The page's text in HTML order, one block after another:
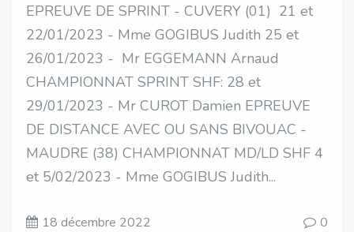
EPREUVE DE SPRINT - CUVERY (01) 21 et
22/01/2023 - Mme GOGIBUS Judith 25 et
26/01/2023 - Mr EGGEMANN Arnaud
CHAMPIONNAT SPRINT SHF: 28 et
29/01/2023 - Mr CUROT Damien EPREUVE
DE DISTANCE AVEC OU SANS BIVOUAC -
MAUDRE (38) CHAMPIONNAT MD/LD SHF 4
et 5/02/2023 - Mme GOGIBUS Judith...
18 décembre 2022 0